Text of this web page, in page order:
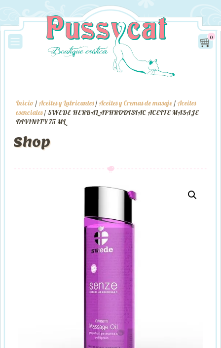
0
Inicio / Aceites y Lubricantes/ Aceites y Cremas de masaje / Aceites
esenciales/ SWEDE HERBAL APHRODISIAC ACEITE MASAJE
DIVINITY 75 ML
Shop